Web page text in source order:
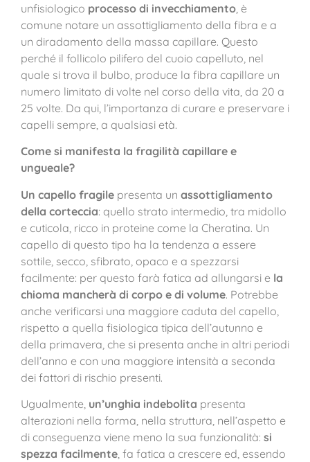
unfisiologico processo di invecchiamento, è
comune notare un assottigliamento della fibra e a
un diradamento della massa capillare. Questo
perché il follicolo pilifero del cuoio capelluto, nel
quale si trova il bulbo, produce la fibra capillare un
numero limitato di volte nel corso della vita, da 20 a
25 volte. Da qui, l’importanza di curare e preservare i
capelli sempre, a qualsiasi età.
Come si manifesta la fragilità capillare e
ungueale?
Un capello fragile presenta un assottigliamento
della corteccia: quello strato intermedio, tra midollo
e cuticola, ricco in proteine come la Cheratina. Un
capello di questo tipo ha la tendenza a essere
sottile, secco, sfibrato, opaco e a spezzarsi
facilmente: per questo farà fatica ad allungarsi e la
chioma mancherà di corpo e di volume. Potrebbe
anche verificarsi una maggiore caduta del capello,
rispetto a quella fisiologica tipica dell’autunno e
della primavera, che si presenta anche in altri periodi
dell’anno e con una maggiore intensità a seconda
dei fattori di rischio presenti.
Ugualmente, un’unghia indebolita presenta
alterazioni nella forma, nella struttura, nell’aspetto e
di conseguenza viene meno la sua funzionalità: si
spezza facilmente, fa fatica a crescere ed, essendo